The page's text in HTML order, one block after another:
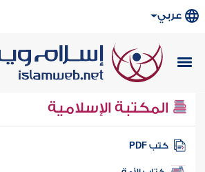
عربي
المكتبة الإسلامية
كتب PDF